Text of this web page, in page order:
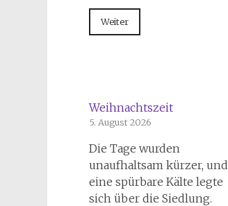
Weiter
Weihnachtszeit
5. August 2026
Die Tage wurden
unaufhaltsam kürzer, und
eine spürbare Kälte legte
sich über die Siedlung.